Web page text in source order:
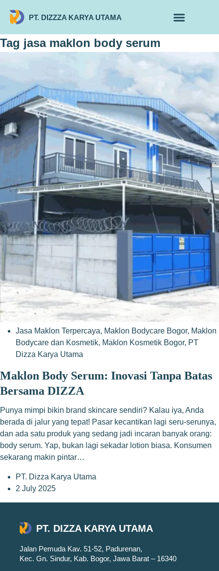
PT. DIZZZA KARYA UTAMA
Tag jasa maklon body serum
Jasa Maklon Terpercaya, Maklon Bodycare Bogor, Maklon
Bodycare dan Kosmetik, Maklon Kosmetik Bogor, PT
Dizza Karya Utama
Maklon Body Serum: Inovasi Tanpa Batas
Bersama DIZZA
Punya mimpi bikin brand skincare sendiri? Kalau iya, Anda
berada di jalur yang tepat! Pasar kecantikan lagi seru-serunya,
dan ada satu produk yang sedang jadi incaran banyak orang:
body serum. Yap, bukan lagi sekadar lotion biasa. Konsumen
sekarang makin pintar…
PT. Dizza Karya Utama
2 July 2025
PT. DIZZA KARYA UTAMA
Jalan Pemuda Kav. 51-52, Padurenan,
Kec. Gn. Sindur, Kab. Bogor, Jawa Barat – 16340